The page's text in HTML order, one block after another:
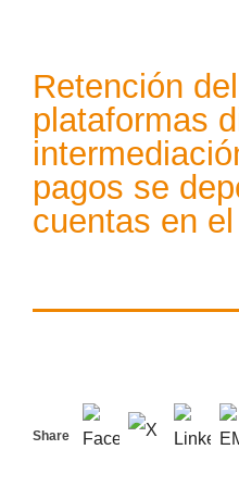
Retención
plataformas
pagos se
cuentas en
Share